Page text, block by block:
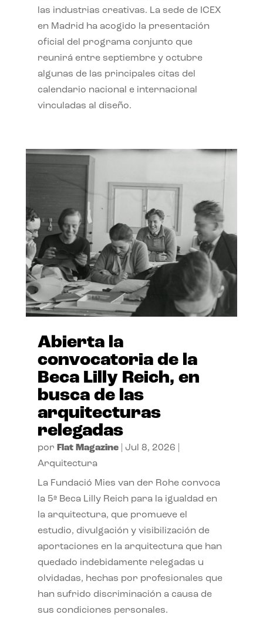
las industrias creativas. La sede de ICEX
en Madrid ha acogido la presentación
oficial del programa conjunto que
reunirá entre septiembre y octubre
algunas de las principales citas del
calendario nacional e internacional
vinculadas al diseño.
Abierta la
convocatoria de la
Beca Lilly Reich, en
busca de las
arquitecturas
relegadas
por Flat Magazine| Jul 8, 2026
Arquitectura
La Fundació Mies van der Rohe convoca
la 5ª Beca Lilly Reich para la igualdad en
la arquitectura, que promueve el
estudio, divulgación y visibilización de
aportaciones en la arquitectura que han
quedado indebidamente relegadas u
olvidadas, hechas por profesionales que
han sufrido discriminación a causa de
sus condiciones personales.